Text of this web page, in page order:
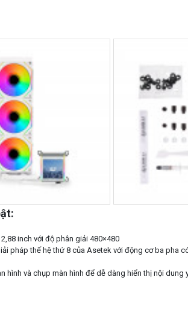
2,88 inch với độ phân giải 480×480
pháp thế hệ thứ 8 của Asetek với động cơ ba pha
hình và chụp màn hình để dễ dàng hiển thị nội dung
màn hình độc đáo và tùy chỉnh từng lớp thông qua
chuỗi ARGB hoặc UNI FAN SL-INF được lắp đặt tại